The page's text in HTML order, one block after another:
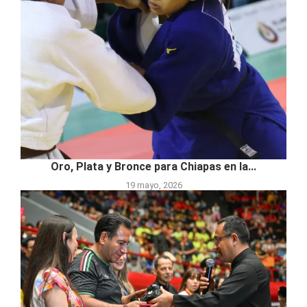
Oro, Plata y Bronce para Chiapas en la...
19 mayo, 2026